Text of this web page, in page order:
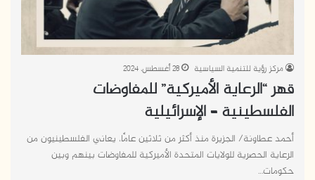
مركز رؤية للتنمية السياسية 28 أغسطس، 2024
قهر “الرعاية الأميركية” للمفاوضات
الفلسطينية – الإسرائيلية
أحمد عطاونة/ الجزيرة منذ أكثر من ثلاثين عامًا، يعاني الفلسطينيون من
الرعاية الحصرية للولايات المتحدة الأميركية للمفاوضات بينهم وبين
حكومات…